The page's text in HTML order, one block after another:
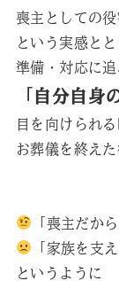
喪主としての
という実感と
準備・対応に追
「自分自身
目を向けられ
お葬儀を終え
「喪主だか
「家族を支
というように